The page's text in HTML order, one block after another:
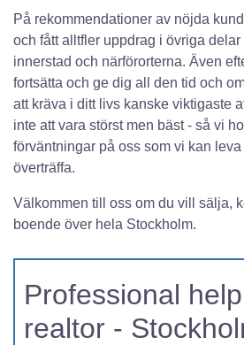
På rekommendationer av nöjda
och fått alltfler uppdrag i övriga
innerstad och närförorterna. Även
fortsätta och ge dig all den tid och
att kräva i ditt livs kanske viktigaste
inte att vara störst men bäst - så vi
förväntningar på oss som vi kan
överträffa.
Välkommen till oss om du vill sälja,
boende över hela Stockholm.
Professional
realtor -